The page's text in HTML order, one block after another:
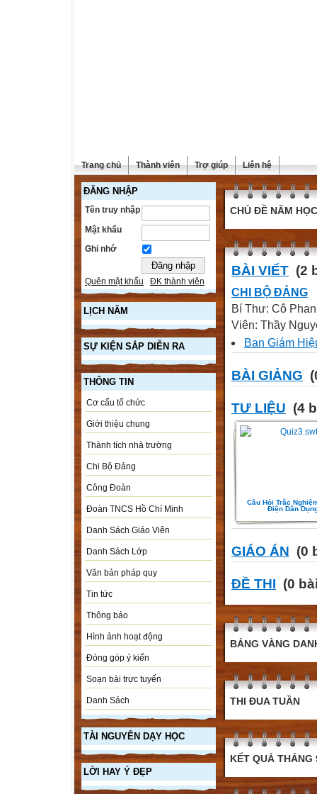
Trang chủ Thành viên Trợ giúp Liên hệ
ĐĂNG NHẬP
Tên truy nhập
Mật khẩu
Ghi nhớ
Quên mật khẩu ĐK thành viên
LỊCH NĂM
SỰ KIỆN SẮP DIỄN RA
THÔNG TIN
Cơ cấu tổ chức
Giới thiệu chung
Thành tích nhà trường
Chi Bộ Đảng
Công Đoàn
Đoàn TNCS Hồ Chí Minh
Danh Sách Giáo Viên
Danh Sách Lớp
Văn bản pháp quy
Tin tức
Thông báo
Hình ảnh hoạt động
Đóng góp ý kiến
Soạn bài trực tuyến
Danh Sách
TÀI NGUYÊN DẠY HỌC
LỜI HAY Ý ĐẸP
CHỦ ĐỀ NĂM HỌC
BÀI VIẾT (2
CHI BỘ ĐẢNG
Bí Thư: Cô
Viên: Thầy
Ban Giám
BÀI GIẢNG
TƯ LIỆU (4
Câu Hỏi Trắc
Điện Dân
GIÁO ÁN (0
ĐỀ THI (0
BẢNG VÀNG
THI ĐUA TUẦN
KẾT QUẢ THÁNG